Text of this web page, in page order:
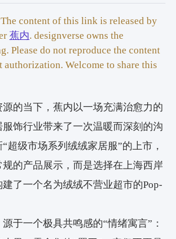
content of this link is released by
蕉内. designverse owns the
Please do not reproduce the content
Welcome to share this
的当下，蕉内以一场充满治愈力的
饰行业带来了一次温暖而深刻的沟
超级市场系列绒绒家居服”的上市，
的产品展示，而是选择在上海西岸
了一个名为绒绒不营业超市的Pop-
于一个极具共鸣感的“情绪寓言”：